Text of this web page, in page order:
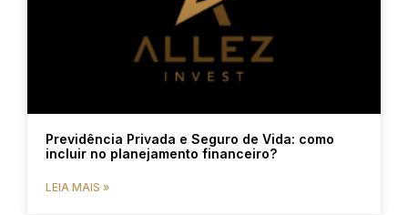
Previdência Privada e Seguro de Vida: como
incluir no planejamento financeiro?
LEIA MAIS »